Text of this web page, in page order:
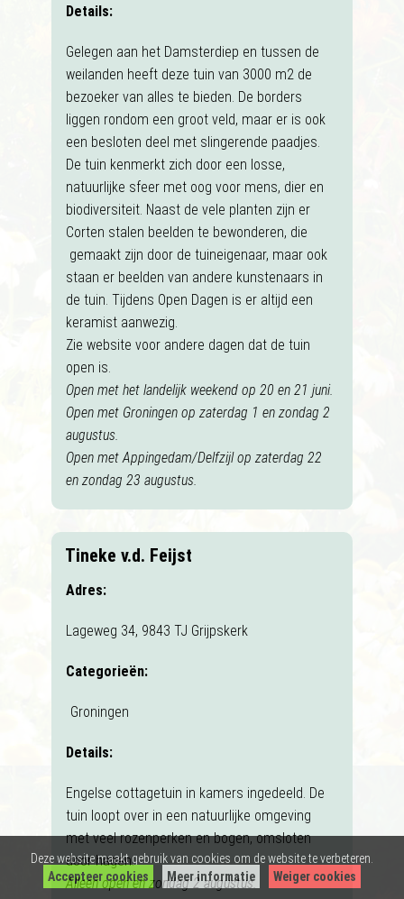
Deze website maakt gebruik van cookies om de website te verbeteren.
Accepteer cookies
Meer informatie Weiger cookies
Details:
Gelegen aan het Damsterdiep en tussen de
weilanden heeft deze tuin van 3000 m2 de
bezoeker van alles te bieden. De borders
liggen rondom een groot veld, maar er is ook
een besloten deel met slingerende paadjes.
De tuin kenmerkt zich door een losse,
natuurlijke sfeer met oog voor mens, dier en
biodiversiteit. Naast de vele planten zijn er
Corten stalen beelden te bewonderen, die
gemaakt zijn door de tuineigenaar, maar ook
staan er beelden van andere kunstenaars in
de tuin. Tijdens Open Dagen is er altijd een
keramist aanwezig.
Zie website voor andere dagen dat de tuin
open is.
Open met het landelijk weekend op 20 en 21 juni.
Open met Groningen op zaterdag 1 en zondag 2
augustus.
Open met Appingedam/Delfzijl op zaterdag 22
en zondag 23 augustus.
Tineke v.d. Feijst
Adres:
Lageweg 34, 9843 TJ Grijpskerk
Categorieën:
Groningen
Details:
Engelse cottagetuin in kamers ingedeeld. De
tuin loopt over in een natuurlijke omgeving
met veel rozenperken en bogen, omsloten
door hagen.
Alleen open en zondag 2 augustus.